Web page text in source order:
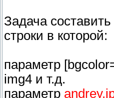
Задача
строки в которой:
параметр
img4 и т.д.
параметр